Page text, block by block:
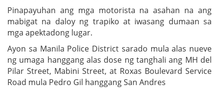
Pinapayuhan ang mga motorista na asahan na ang
mabigat na daloy ng trapiko at iwasang dumaan sa
mga apektadong lugar.
Ayon sa Manila Police District sarado mula alas nueve
ng umaga hanggang alas dose ng tanghali ang MH del
Pilar Street, Mabini Street, at Roxas Boulevard Service
Road mula Pedro Gil hanggang San Andres